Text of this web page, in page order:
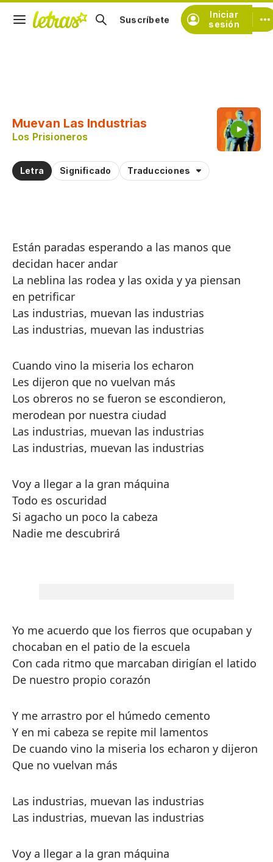
Iniciar
sesión
Suscríbete
Muevan Las Industrias
Los Prisioneros
Letra Significado Traducciones
Están paradas esperando a las manos que
decidan hacer andar
La neblina las rodea y las oxida y ya piensan
en petrificar
Las industrias, muevan las industrias
Las industrias, muevan las industrias
Cuando vino la miseria los echaron
Les dijeron que no vuelvan más
Los obreros no se fueron se escondieron,
merodean por nuestra ciudad
Las industrias, muevan las industrias
Las industrias, muevan las industrias
Voy a llegar a la gran máquina
Todo es oscuridad
Si agacho un poco la cabeza
Nadie me descubrirá
Yo me acuerdo que los fierros que ocupaban y
chocaban en el patio de la escuela
Con cada ritmo que marcaban dirigían el latido
De nuestro propio corazón
Y me arrastro por el húmedo cemento
Y en mi cabeza se repite mil lamentos
De cuando vino la miseria los echaron y dijeron
Que no vuelvan más
Las industrias, muevan las industrias
Las industrias, muevan las industrias
Voy a llegar a la gran máquina
Practicar la pronunciación de